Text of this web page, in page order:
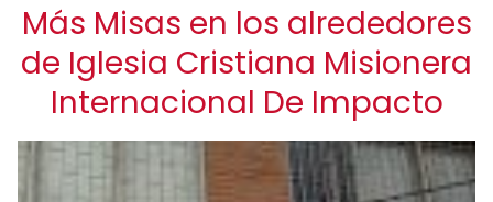
Más Misas en los alrededores
de Iglesia Cristiana Misionera
Internacional De Impacto